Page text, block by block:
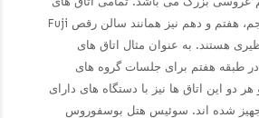
جلسات طبقه های پنجم، هفتم و دهم نیز همانند سالن رقص Fuji
هستند. به عنوان مثال اتاق های
طبقه هفتم برای جلسات گروه های
دو این اتاق ها نیز با دستگاه های دارای
تجهیز شده اند. سوئیس هتل بوسفوروس